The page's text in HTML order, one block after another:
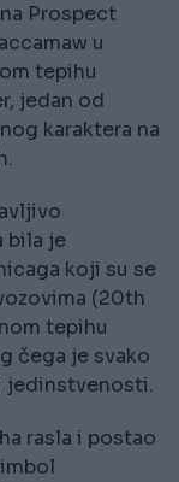
Prospect
u
tepihu
jedan od
karaktera na
bila je
koji su se
(20th
tepihu
čega je svako
jedinstvenosti.
rasla i postao